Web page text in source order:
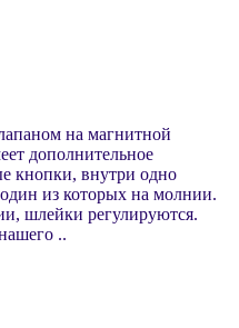
на магнитной
дополнительное
кнопки, внутри одно
из которых на молнии.
шлейки регулируются.
..